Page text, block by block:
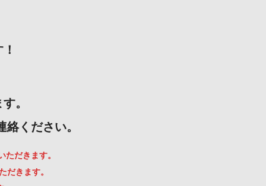
。
ください。
だきます。
きます。